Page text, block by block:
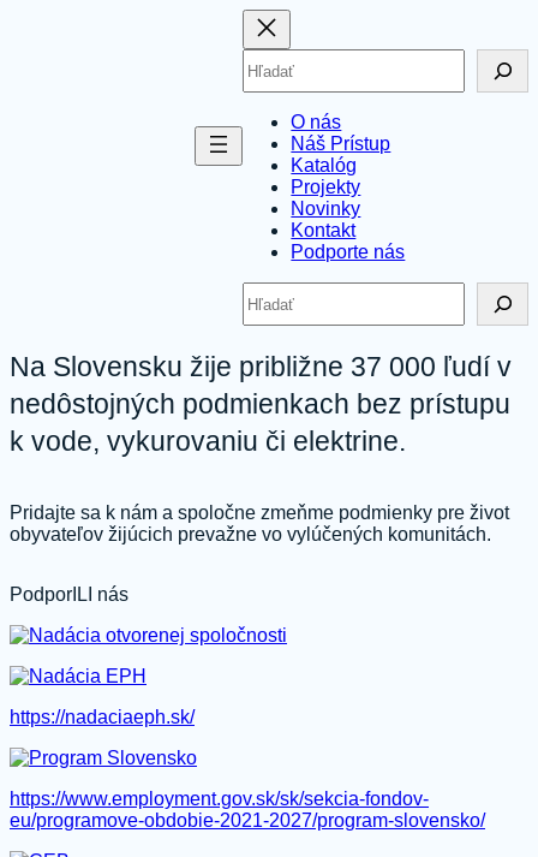
O nás
Náš Prístup
Katalóg
Projekty
Novinky
Kontakt
Podporte nás
Na Slovensku žije približne 37 000 ľudí v
nedôstojných podmienkach bez prístupu
k vode, vykurovaniu či elektrine.
Pridajte sa k nám a spoločne zmeňme podmienky pre život
obyvateľov žijúcich prevažne vo vylúčených komunitách.
PodporILI nás
https://nadaciaeph.sk/
https://www.employment.gov.sk/sk/sekcia-fondov-
eu/programove-obdobie-2021-2027/program-slovensko/